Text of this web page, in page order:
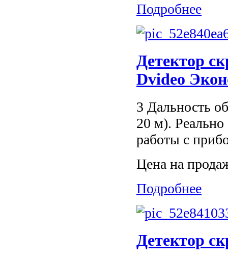
Подробнее
Детектор
Dvideo
3 Дальность
20 м). Реально
работы с
Цена на
Подробнее
Детектор